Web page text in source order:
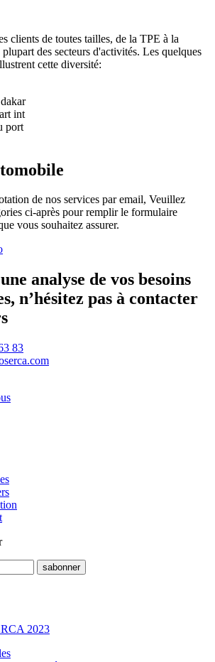
clients de toutes tailles, de la TPE à la
des secteurs d'activités. Les quelques
cette diversité:
de nos services par email, Veuillez
ci-après pour remplir le formulaire
vous souhaitez assurer.
analyse de vos besoins
n’hésitez pas à contacter
83
2023